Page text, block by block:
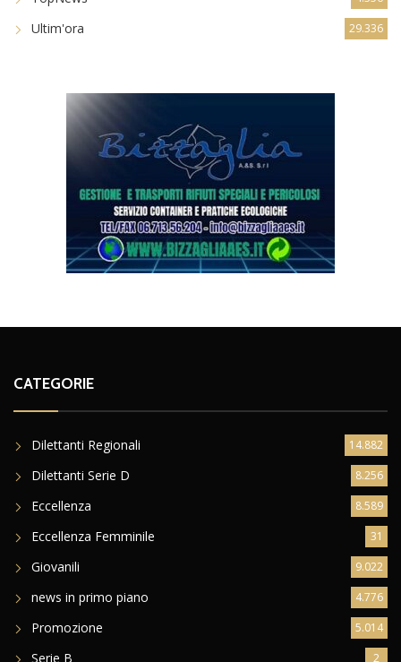
Ultim'ora 29.336
CATEGORIE
Dilettanti Regionali 14.882
Dilettanti Serie D 8.256
Eccellenza 8.589
Eccellenza Femminile 31
Giovanili 9.022
news in primo piano 4.776
Promozione 5.014
Serie B 2